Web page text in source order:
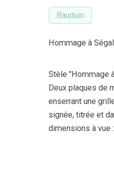
Bauduin
Hommage à
Stèle "Hommage
Deux plaques de
enserrant une
signée, titrée et
dimensions à vue